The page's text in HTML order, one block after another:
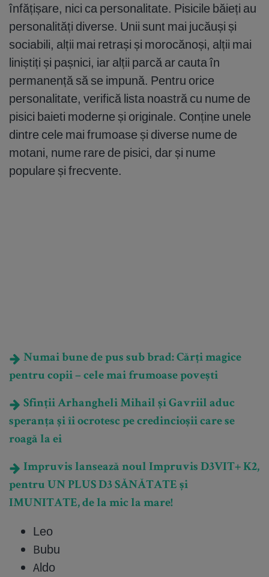
înfățișare, nici ca personalitate. Pisicile băieți au
personalități diverse. Unii sunt mai jucăuși și
sociabili, alții mai retrași și morocănoși, alții mai
liniștiți și pașnici, iar alții parcă ar cauta în
permanență să se impună. Pentru orice
personalitate, verifică lista noastră cu nume de
pisici baieti moderne și originale. Conține unele
dintre cele mai frumoase și diverse nume de
motani, nume rare de pisici, dar și nume
populare și frecvente.
Numai bune de pus sub brad: Cărți magice
pentru copii – cele mai frumoase povești
Sfinții Arhangheli Mihail și Gavriil aduc
speranța și îi ocrotesc pe credincioșii care se
roagă la ei
Impruvis lansează noul Impruvis D3VIT+ K2,
pentru UN PLUS D3 SĂNĂTATE și
IMUNITATE, de la mic la mare!
Leo
Bubu
Aldo